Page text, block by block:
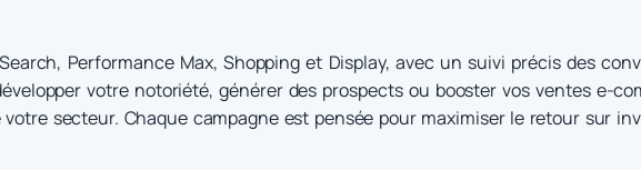
Performance Max, Shopping et Display, avec un suivi précis des
votre notoriété, générer des prospects ou booster vos ventes e-
secteur. Chaque campagne est pensée pour maximiser le retour sur